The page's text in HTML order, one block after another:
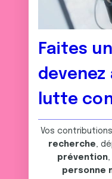
Faites
lutte
Vos
recherche,
prévention,
personne